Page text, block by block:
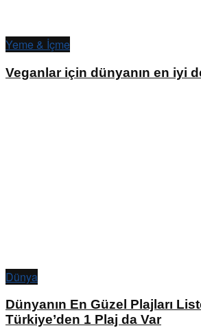
Yeme & İçme
Veganlar için dünyanın en iyi
Dünya
Dünyanın En Güzel Plajları
Türkiye’den 1 Plaj da Var